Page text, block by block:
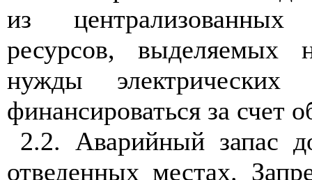
из централизованных
ресурсов, выделяемых
нужды электрических
финансироваться за счет
2.2. Аварийный запас
отведенных местах.